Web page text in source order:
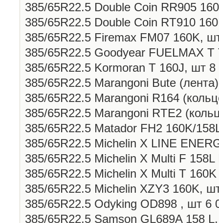
385/65R22.5 Double Coin RR905
385/65R22.5 Double Coin RT910
385/65R22.5 Firemax FM07 160K,
385/65R22.5 Goodуear FUELMAX
385/65R22.5 Kormoran T 160J, шт 8
385/65R22.5 Marangoni Bute
385/65R22.5 Marangoni R164
385/65R22.5 Marangoni RTE2
385/65R22.5 Matador FH2 160K/
385/65R22.5 Michelin X LINE
385/65R22.5 Michelin X Multi F
385/65R22.5 Michelin X Multi T
385/65R22.5 Michelin XZY3 160K,
385/65R22.5 Odyking OD898 , шт 6
385/65R22.5 Samson GL689A 158